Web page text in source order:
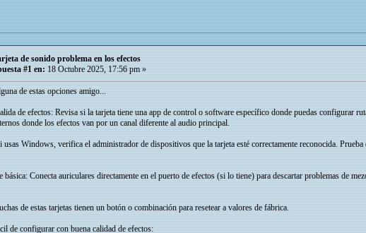
de sonido problema en los efectos
#1 en: 18 Octubre 2025, 17:56 pm »
de estas opciones amigo...
de efectos: Revisa si la tarjeta tiene una app de control o software específico donde puedas configurar
donde los efectos van por un canal diferente al audio principal.
Windows, verifica el administrador de dispositivos que la tarjeta esté correctamente reconocida.
básica: Conecta auriculares directamente en el puerto de efectos (si lo tiene) para descartar problemas de
de estas tarjetas tienen un botón o combinación para resetear a valores de fábrica.
de configurar con buena calidad de efectos: